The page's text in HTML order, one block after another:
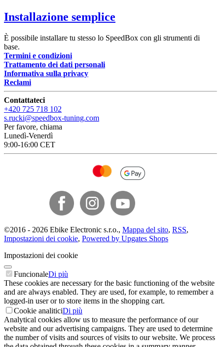
Installazione semplice
È possibile installare tu stesso lo SpeedBox con gli strumenti di
base.
Termini e condizioni
Trattamento dei dati personali
Informativa sulla privacy
Reclami
Contattateci
+420 725 718 102
s.rucki@speedbox-tuning.com
Per favore, chiama
Lunedì-Venerdì
9:00-16:00 CET
©2016 - 2026 Ebike Electronic s.r.o., Mappa del sito, RSS,
Impostazioni dei cookie, Powered by Upgates Shops
Impostazioni dei cookie
FuncionaleDi più
These cookies are necessary for the basic functioning of the website
and are always enabled. They are used, for example, to remember a
logged-in user or to store items in the shopping cart.
Cookie analiticiDi più
Analytical cookies allow us to measure the performance of our
website and our advertising campaigns. They are used to determine
the number of visits and sources of visits to our website. We process